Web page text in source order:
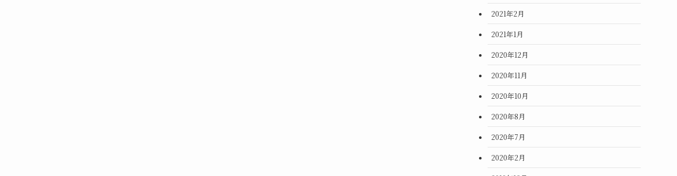
2021年2月
2021年1月
2020年12月
2020年11月
2020年10月
2020年8月
2020年7月
2020年2月